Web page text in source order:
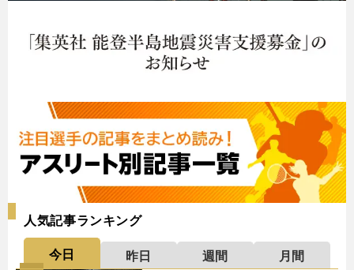
人気記事ランキング
今日 昨日 週間
月間